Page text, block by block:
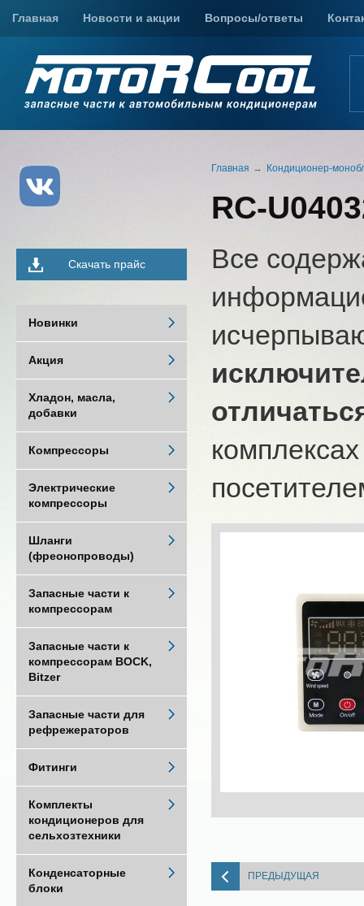
Главная Новости и акции Вопросы/ответы
Главная Кондиционер-
RC-
Все
ПРЕДЫДУЩАЯ
Скачать прайс
Новинки
Акция
Хладон, масла,
добавки
Компрессоры
Электрические
компрессоры
Шланги
(фреонопроводы)
Запасные части к
компрессорам
Запасные части к
компрессорам BOCK,
Bitzer
Запасные части для
рефрежераторов
Фитинги
Комплекты
кондиционеров для
сельхозтехники
Конденсаторные
блоки